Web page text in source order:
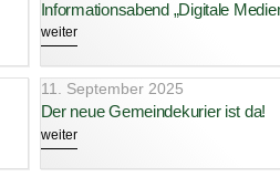
Informationsabend „Digitale
weiter
11. September 2025
Der neue Gemeindekurier ist da!
weiter